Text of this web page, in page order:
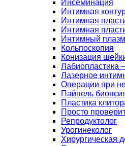
Инсеминация
Интимная
Интимная
Интимная
Интимный
Кольпоскопия
Конизация
Лабиопластика
Лазерное
Операции при
Пайпель
Пластика
Просто
Репродуктолог
Урогинеколог
Хирургическая